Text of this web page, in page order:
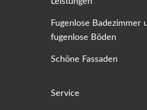
Fugenlose Badezimmer
fugenlose Böden
Schöne Fassaden
Service